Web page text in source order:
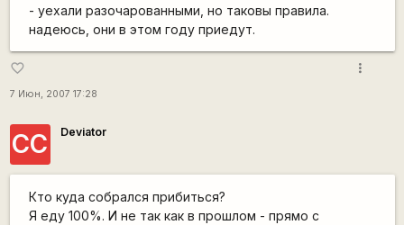
- уехали разочарованными, но таковы правила.
надеюсь, они в этом году приедут.
favorite_border
7 Июн, 2007 17:28
more_vert
СС Deviator
Кто куда собрался прибиться?
Я еду 100%. И не так как в прошлом - прямо с